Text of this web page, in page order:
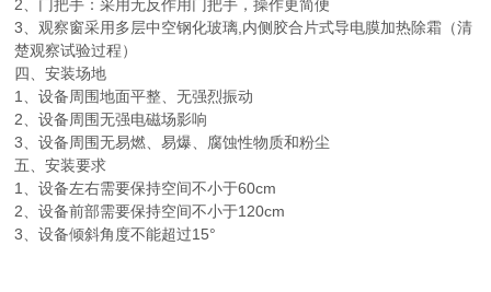
2、门把手：采用无反作用门把手，操作更简便
3、观察窗采用多层中空钢化玻璃,内侧胶合片式导电膜加热除霜（清
楚观察试验过程）
四、安装场地
1、设备周围地面平整、无强烈振动
2、设备周围无强电磁场影响
3、设备周围无易燃、易爆、腐蚀性物质和粉尘
五、安装要求
1、设备左右需要保持空间不小于60cm
2、设备前部需要保持空间不小于120cm
3、设备倾斜角度不能超过15°